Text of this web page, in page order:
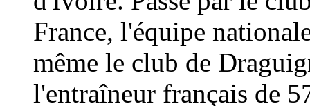
France, l'équipe
même le club de
l'entraîneur français de